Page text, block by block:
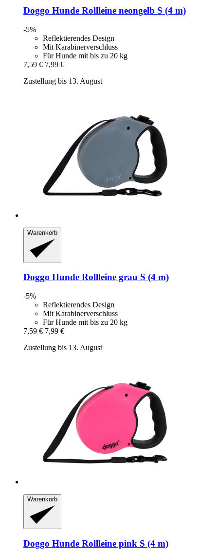
Doggo Hunde Rollleine neongelb S (4 m)
-5%
Reflektierendes Design
Mit Karabinerverschluss
Für Hunde mit bis zu 20 kg
7,59 € 7,99 €
Zustellung bis 13. August
Warenkorb
Doggo Hunde Rollleine grau S (4 m)
-5%
Reflektierendes Design
Mit Karabinerverschluss
Für Hunde mit bis zu 20 kg
7,59 € 7,99 €
Zustellung bis 13. August
Warenkorb
Doggo Hunde Rollleine pink S (4 m)